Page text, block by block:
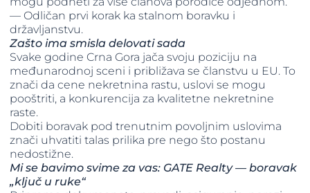
— Odličan prvi korak ka stalnom boravku i
državljanstvu.
Zašto ima smisla delovati sada
Svake godine Crna Gora jača svoju poziciju na
međunarodnoj sceni i približava se članstvu u EU. To
znači da cene nekretnina rastu, uslovi se mogu
pooštriti, a konkurencija za kvalitetne nekretnine
raste.
Dobiti boravak pod trenutnim povoljnim uslovima
znači uhvatiti talas prilika pre nego što postanu
nedostižne.
Mi se bavimo svime za vas: GATE Realty — boravak
„ključ u ruke“